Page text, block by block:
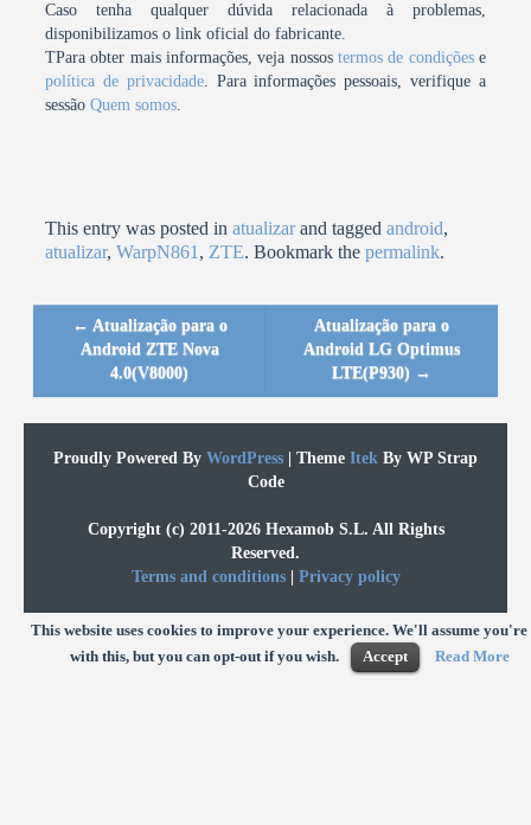
Caso tenha qualquer dúvida relacionada à problemas,
disponibilizamos o link oficial do fabricante.
TPara obter mais informações, veja nossos termos de condiçõese
política de privacidade. Para informações pessoais, verifique a
sessãoQuem somos.
This entry was posted inatualizarand taggedandroid,
atualizar,WarpN861 , ZTE. Bookmark thepermalink.
Post navigation
← Atualização para o
Android ZTE Nova
4.0(V8000)
Atualização para o
Android LG Optimus
LTE(P930) →
Proudly Powered By WordPress Theme Itek By WP Strap
Code
Copyright (c) 2011-2026 Hexamob S.L. All Rights
Reserved.
Terms and conditions| Privacy policy
This website uses cookies to improve your experience. We'll assume you're
with this, but you can opt-out if you wish.
Accept Read More